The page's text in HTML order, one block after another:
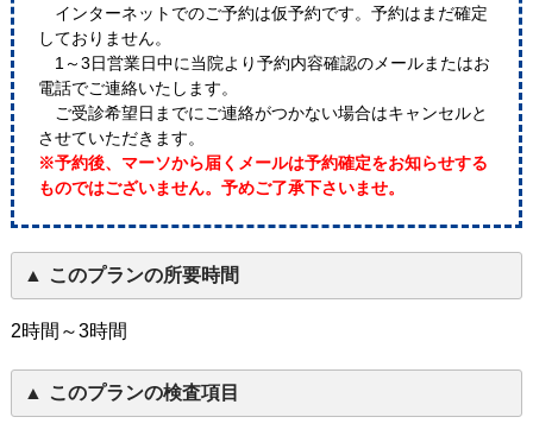
インターネットでのご予約は仮予約です。予約はまだ確定
しておりません。
1～3日営業日中に当院より予約内容確認のメールまたはお
電話でご連絡いたします。
ご受診希望日までにご連絡がつかない場合はキャンセルと
させていただきます。
※予約後、マーソから届くメールは予約確定をお知らせする
ものではございません。予めご了承下さいませ。
このプランの所要時間
2時間～3時間
このプランの検査項目